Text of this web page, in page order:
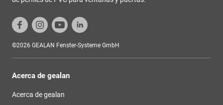
©2026 GEALAN Fenster-Systeme GmbH
Acerca de gealan
Acerca de gealan